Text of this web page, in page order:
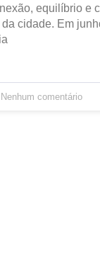
equilíbrio e
cidade. Em
Nenhum comentário